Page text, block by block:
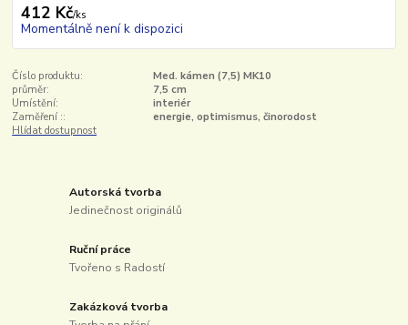
412 Kč/ks
Momentálně není k dispozici
Číslo produktu:
Med. kámen (7,5) MK10
průměr:
7,5 cm
Umístění:
interiér
Zaměření ::
energie, optimismus, činorodost
Hlídat dostupnost
Autorská tvorba
Jedinečnost originálů
Ruční práce
Tvořeno s Radostí
Zakázková tvorba